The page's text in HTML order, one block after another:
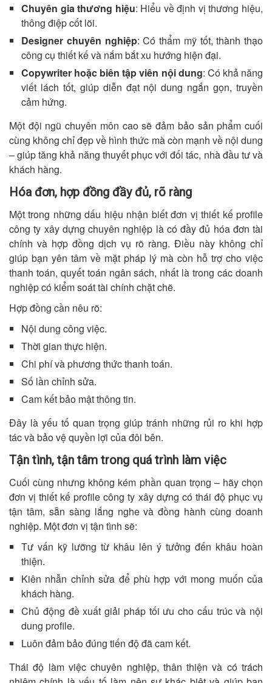
Chuyên gia thương hiệu: Hiểu về định vị thương hiệu,
thông điệp cốt lõi.
Designer chuyên nghiệp: Có thẩm mỹ tốt, thành thạo
công cụ thiết kế và nắm bắt xu hướng hiện đại.
Copywriter hoặc biên tập viên nội dung: Có khả năng
viết lách tốt, giúp diễn đạt nội dung ngắn gọn, truyền
cảm hứng.
Một đội ngũ chuyên môn cao sẽ đảm bảo sản phẩm cuối
cùng không chỉ đẹp về hình thức mà còn mạnh về nội dung
– giúp tăng khả năng thuyết phục với đối tác, nhà đầu tư và
khách hàng.
Hóa đơn, hợp đồng đầy đủ, rõ ràng
Một trong những dấu hiệu nhận biết đơn vị thiết kế profile
công ty xây dựng chuyên nghiệp là có đầy đủ hóa đơn tài
chính và hợp đồng dịch vụ rõ ràng. Điều này không chỉ
giúp bạn yên tâm về mặt pháp lý mà còn hỗ trợ cho việc
thanh toán, quyết toán ngân sách, nhất là trong các doanh
nghiệp có kiểm soát tài chính chặt chẽ.
Hợp đồng cần nêu rõ:
Nội dung công việc.
Thời gian thực hiện.
Chi phí và phương thức thanh toán.
Số lần chỉnh sửa.
Cam kết bảo mật thông tin.
Đây là yếu tố quan trọng giúp tránh những rủi ro khi hợp
tác và bảo vệ quyền lợi của đôi bên.
Tận tình, tận tâm trong quá trình làm việc
Cuối cùng nhưng không kém phần quan trọng – hãy chọn
đơn vị thiết kế profile công ty xây dựng có thái độ phục vụ
tận tâm, sẵn sàng lắng nghe và đồng hành cùng doanh
nghiệp. Một đơn vị tận tình sẽ:
Tư vấn kỹ lưỡng từ khâu lên ý tưởng đến khâu hoàn
thiện.
Kiên nhẫn chỉnh sửa để phù hợp với mong muốn của
khách hàng.
Chủ động đề xuất giải pháp tối ưu cho cấu trúc và nội
dung profile.
Luôn đảm bảo đúng tiến độ đã cam kết.
Thái độ làm việc chuyên nghiệp, thân thiện và có trách